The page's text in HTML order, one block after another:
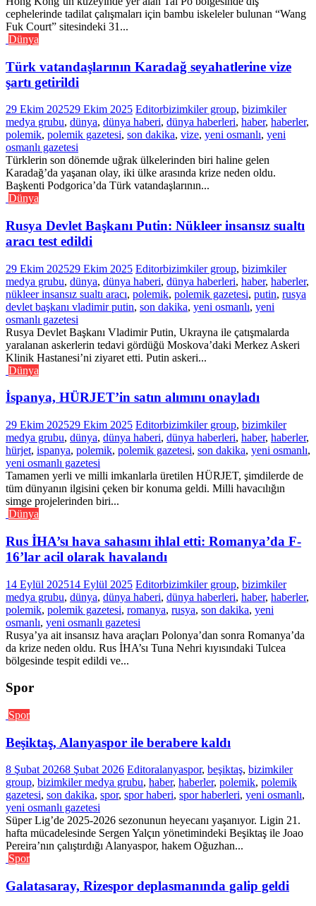
cephelerinde tadilat çalışmaları için bambu iskeleler bulunan “Wang
Fuk Court” sitesindeki 31...
Dünya
Türk vatandaşlarının Karadağ seyahatlerine vize
şartı getirildi
29 Ekim 202529 Ekim 2025 Editorbizimkiler group, bizimkiler
medya grubu, dünya, dünya haberi, dünya haberleri, haber, haberler,
polemik, polemik gazetesi, son dakika, vize, yeni osmanlı, yeni
osmanlı gazetesi
Türklerin son dönemde uğrak ülkelerinden biri haline gelen
Karadağ’da yaşanan olay, iki ülke arasında krize neden oldu.
Başkenti Podgorica’da Türk vatandaşlarının...
Dünya
Rusya Devlet Başkanı Putin: Nükleer insansız sualtı
aracı test edildi
29 Ekim 202529 Ekim 2025 Editorbizimkiler group, bizimkiler
medya grubu, dünya, dünya haberi, dünya haberleri, haber, haberler,
nükleer insansız sualtı aracı, polemik, polemik gazetesi, putin, rusya
devlet başkanı vladimir putin, son dakika, yeni osmanlı, yeni
osmanlı gazetesi
Rusya Devlet Başkanı Vladimir Putin, Ukrayna ile çatışmalarda
yaralanan askerlerin tedavi gördüğü Moskova’daki Merkez Askeri
Klinik Hastanesi’ni ziyaret etti. Putin askeri...
Dünya
İspanya, HÜRJET’in satın alımını onayladı
29 Ekim 202529 Ekim 2025 Editorbizimkiler group, bizimkiler
medya grubu, dünya, dünya haberi, dünya haberleri, haber, haberler,
hürjet, ispanya, polemik, polemik gazetesi, son dakika, yeni osmanlı,
yeni osmanlı gazetesi
Tamamen yerli ve milli imkanlarla üretilen HÜRJET, şimdilerde de
tüm dünyanın ilgisini çeken bir konuma geldi. Milli havacılığın
simge projelerinden biri...
Dünya
Rus İHA’sı hava sahasını ihlal etti: Romanya’da F-
16’lar acil olarak havalandı
14 Eylül 202514 Eylül 2025 Editorbizimkiler group, bizimkiler
medya grubu, dünya, dünya haberi, dünya haberleri, haber, haberler,
polemik, polemik gazetesi, romanya, rusya, son dakika, yeni
osmanlı, yeni osmanlı gazetesi
Rusya’ya ait insansız hava araçları Polonya’dan sonra Romanya’da
da krize neden oldu. Rus İHA’sı Tuna Nehri kıyısındaki Tulcea
bölgesinde tespit edildi ve...
Spor
Spor
Beşiktaş, Alanyaspor ile berabere kaldı
8 Şubat 20268 Şubat 2026 Editoralanyaspor, beşiktaş, bizimkiler
group, bizimkiler medya grubu, haber, haberler, polemik, polemik
gazetesi, son dakika, spor, spor haberi, spor haberleri, yeni osmanlı,
yeni osmanlı gazetesi
Süper Lig’de 2025-2026 sezonunun heyecanı yaşanıyor. Ligin 21.
hafta mücadelesinde Sergen Yalçın yönetimindeki Beşiktaş ile Joao
Pereira’nın çalıştırdığı Alanyaspor, hakem Oğuzhan...
Spor
Galatasaray, Rizespor deplasmanında galip geldi